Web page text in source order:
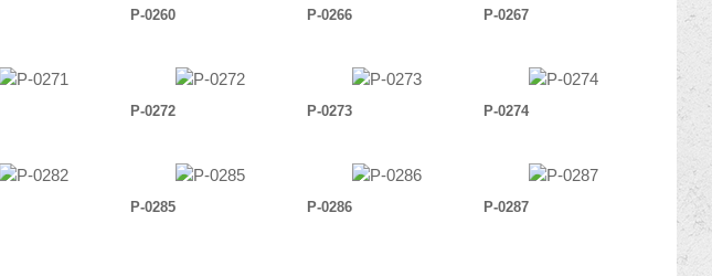
P-0260 P-0266 P-0267
P-0272 P-0273 P-0274
P-0285 P-0286 P-0287